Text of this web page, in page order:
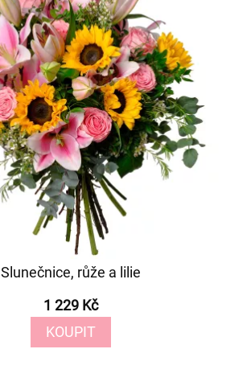
Slunečnice, růže a lilie
1 229 Kč
KOUPIT